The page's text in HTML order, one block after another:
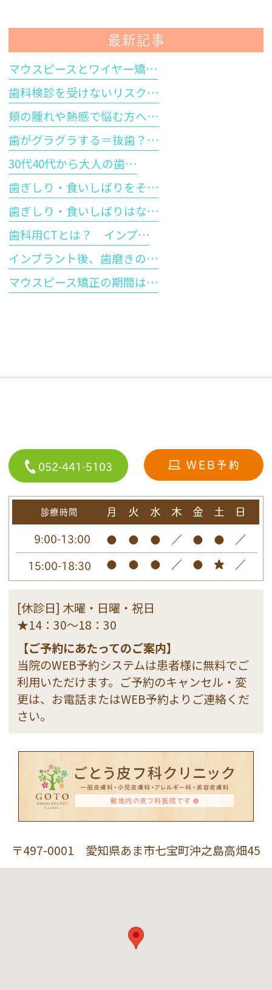
最新記事
マウスピースとワイヤー矯…
歯科検診を受けないリスク…
頬の腫れや熱感で悩む方へ…
歯がグラグラする＝抜歯？…
30代40代から大人の歯…
歯ぎしり・食いしばりをそ…
歯ぎしり・食いしばりはな…
歯科用CTとは？ インプ…
インプラント後、歯磨きの…
マウスピース矯正の期間は…
052-441-5103
診療時間 月 火 水 木 金 土
日
9:00-13:00
● ● ● ／ ● ●
／
15:00-18:30
● ● ● ／ ● ★ ／
[休診日] 木曜・日曜・祝日
★14：30～18：30
【ご予約にあたってのご案内】
当院のWEB予約システムは患者様に無料でご
利用いただけます。ご予約のキャンセル・変
更は、お電話またはWEB予約よりご連絡くだ
さい。
〒497-0001 愛知県あま市七宝町沖之島高畑45